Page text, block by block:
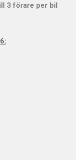
3 förare per bil